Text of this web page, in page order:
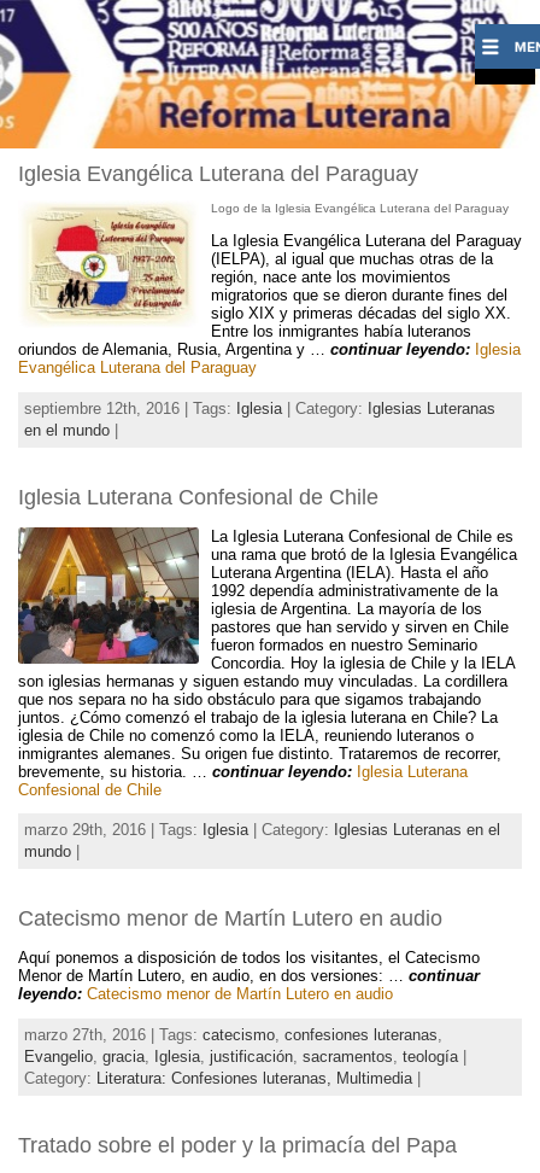
Iglesia Evangélica Luterana del Paraguay
Logo de la Iglesia Evangélica Luterana del Paraguay
La Iglesia Evangélica Luterana del Paraguay
(IELPA), al igual que muchas otras de la
región, nace ante los movimientos
migratorios que se dieron durante fines del
siglo XIX y primeras décadas del siglo XX.
Entre los inmigrantes había luteranos
oriundos de Alemania, Rusia, Argentina y … continuar leyendo: Iglesia
Evangélica Luterana del Paraguay
septiembre 12th, 2016 | Tags: Iglesia | Category: Iglesias Luteranas
en el mundo
Iglesia Luterana Confesional de Chile
La Iglesia Luterana Confesional de Chile es
una rama que brotó de la Iglesia Evangélica
Luterana Argentina (IELA). Hasta el año
1992 dependía administrativamente de la
iglesia de Argentina. La mayoría de los
pastores que han servido y sirven en Chile
fueron formados en nuestro Seminario
Concordia. Hoy la iglesia de Chile y la IELA
son iglesias hermanas y siguen estando muy vinculadas. La cordillera
que nos separa no ha sido obstáculo para que sigamos trabajando
juntos. ¿Cómo comenzó el trabajo de la iglesia luterana en Chile? La
iglesia de Chile no comenzó como la IELA, reuniendo luteranos o
inmigrantes alemanes. Su origen fue distinto. Trataremos de recorrer,
brevemente, su historia. … continuar leyendo: Iglesia Luterana
Confesional de Chile
marzo 29th, 2016 | Tags: Iglesia| Category: Iglesias Luteranas en el
mundo
Catecismo menor de Martín Lutero en audio
Aquí ponemos a disposición de todos los visitantes, el Catecismo
Menor de Martín Lutero, en audio, en dos versiones: … continuar
leyendo: Catecismo menor de Martín Lutero en audio
marzo 27th, 2016 | Tags: catecismo, confesiones luteranas,
Evangelio, gracia, Iglesia, justificación, sacramentos, teología|
Category: Literatura: Confesiones luteranas, Multimedia|
Tratado sobre el poder y la primacía del Papa